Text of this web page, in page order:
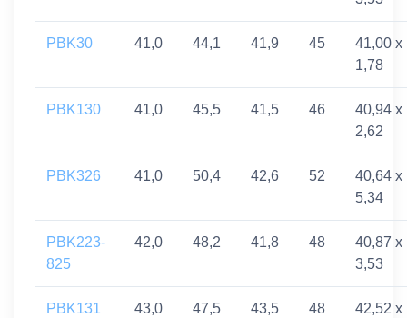
PBK30 41,0 44,1 41,9 45
41,00 x
1,78
PBK130 41,0 45,5 41,5 46
40,94 x
2,62
PBK326 41,0 50,4 42,6 52
40,64 x
5,34
PBK223-
825
42,0 48,2 41,8 48
40,87 x
3,53
PBK131 43,0 47,5 43,5 48
42,52 x